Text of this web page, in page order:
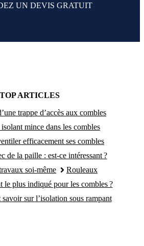
UN DEVIS GRATUIT
TOP ARTICLES
trappe d’accès aux combles
isolant mince dans les combles
efficacement ses combles
de la paille : est-ce intéressant ?
soi-même
Rouleaux
le plus indiqué pour les combles ?
sur l’isolation sous rampant